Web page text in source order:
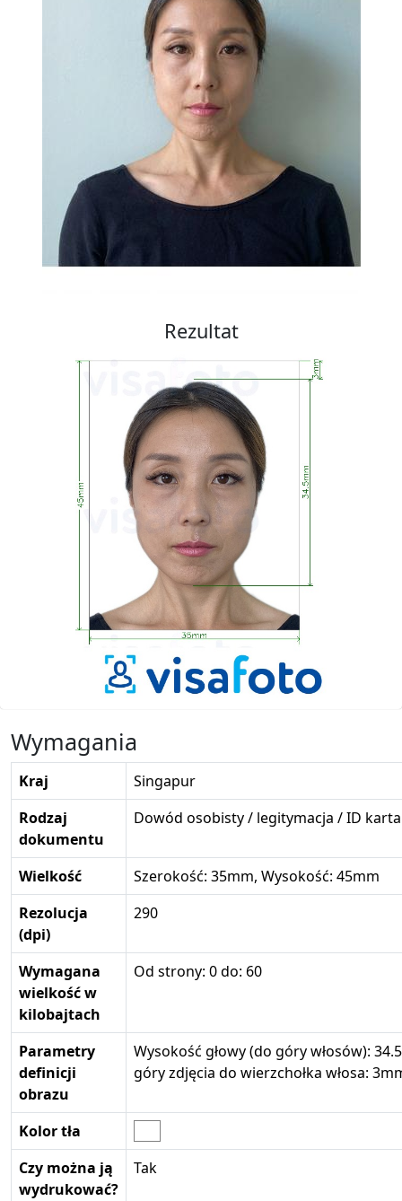
Rezultat
Wymagania
Kraj
Singapur
Rodzaj
dokumentu
Dowód osobisty / legitymacja / ID karta
Wielkość
Szerokość: 35mm, Wysokość: 45mm
Rezolucja
(dpi)
290
Wymagana
wielkość w
kilobajtach
Od strony: 0 do: 60
Parametry
definicji
obrazu
Wysokość głowy (do góry włosów):
góry zdjęcia do wierzchołka włosa:
Kolor tła
Czy można ją
wydrukować?
Tak